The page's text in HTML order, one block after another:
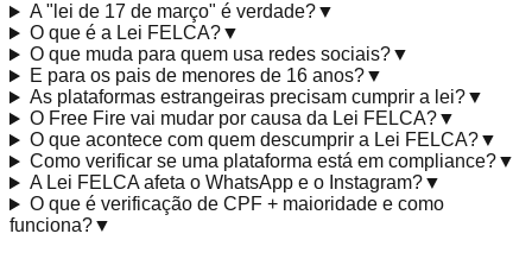
A "lei de 17 de março" é verdade?▼
O que é a Lei FELCA?▼
O que muda para quem usa redes sociais?▼
E para os pais de menores de 16 anos?▼
As plataformas estrangeiras precisam cumprir a lei?▼
O Free Fire vai mudar por causa da Lei FELCA?▼
O que acontece com quem descumprir a Lei FELCA?▼
Como verificar se uma plataforma está em compliance?▼
A Lei FELCA afeta o WhatsApp e o Instagram?▼
O que é verificação de CPF + maioridade e como
funciona?▼